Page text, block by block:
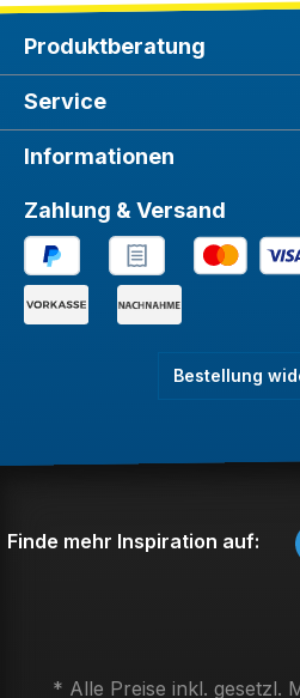
Produktberatung
Service
Informationen
Zahlung & Versand
Bestellung
Finde mehr Inspiration auf:
* Alle Preise inkl. gesetzl.